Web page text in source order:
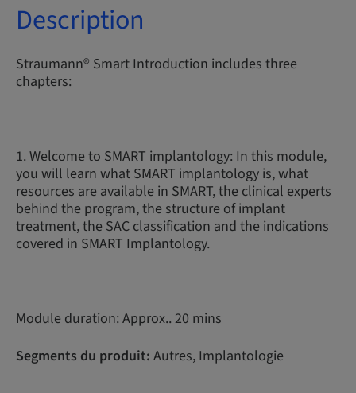
Description
Straumann® Smart Introduction includes three
chapters:
1. Welcome to SMART implantology: In this module,
you will learn what SMART implantology is, what
resources are available in SMART, the clinical experts
behind the program, the structure of implant
treatment, the SAC classification and the indications
covered in SMART Implantology.
Module duration: Approx.. 20 mins
Segments du produit: Autres, Implantologie